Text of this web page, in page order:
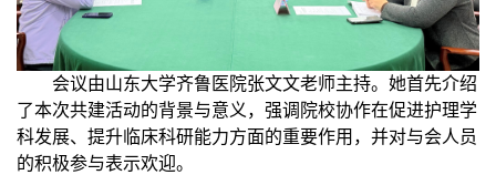
会议由山东大学齐鲁医院张文文老师主持。她首先介绍
了本次共建活动的背景与意义，强调院校协作在促进护理学
科发展、提升临床科研能力方面的重要作用，并对与会人员
的积极参与表示欢迎。